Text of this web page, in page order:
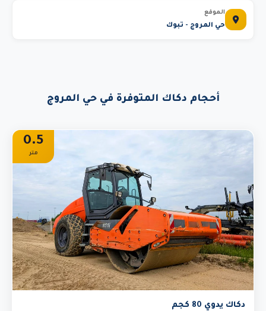
الموقع
حي المروج - تبوك
أحجام دكاك المتوفرة في حي المروج
0.5
متر
دكاك يدوي 80 كجم